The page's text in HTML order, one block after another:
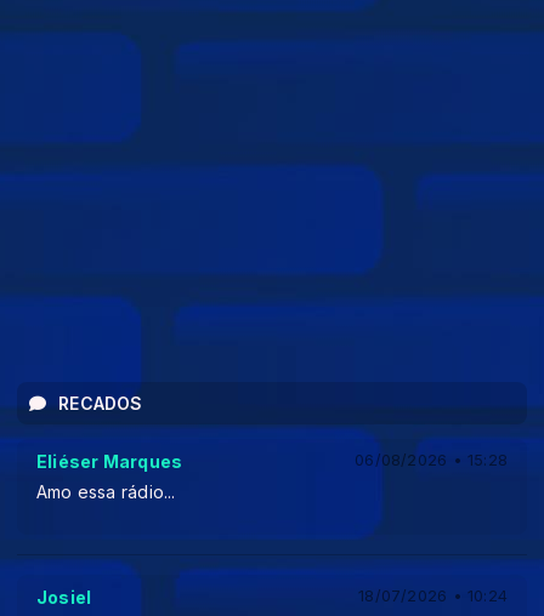
RECADOS
Eliéser Marques 06/08/2026 • 15:28
Amo essa rádio...
Josiel 18/07/2026 • 10:24